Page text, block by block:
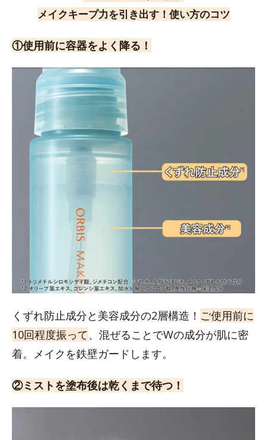
メイクキープ力を引き出す！使い方のコツ
①使用前に容器をよく降る！
くずれ防止成分と美容成分の2層構造！ ご使用前に
10回程度振って、混ぜることでWの成分が肌に密
着。メイクを鉄壁ガードします。
②ミストを塗布後は乾くまで待つ！